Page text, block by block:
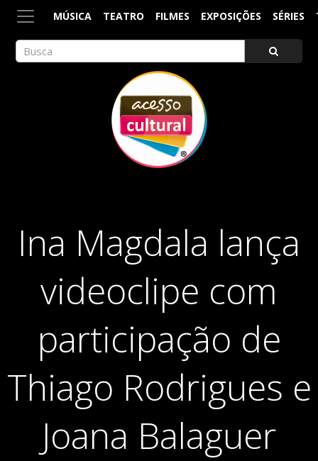
MÚSICA TEATRO FILMES EXPOSIÇÕES SÉRIES
Ina Magdala lança
videoclipe com
participação de
Thiago Rodrigues e
Joana Balaguer